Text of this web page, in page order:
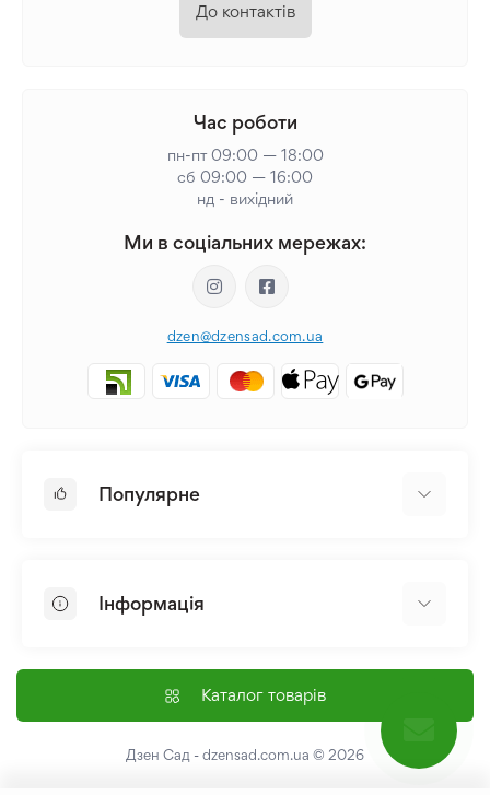
До контактів
Час роботи
пн-пт 09:00 — 18:00
сб 09:00 — 16:00
нд - вихідний
Ми в соціальних мережах:
dzen@dzensad.com.ua
Популярне
Лілія
Насіння
Інформація
Доставка і оплата
Контакти
Каталог товарів
Дзен Сад - dzensad.com.ua © 2026